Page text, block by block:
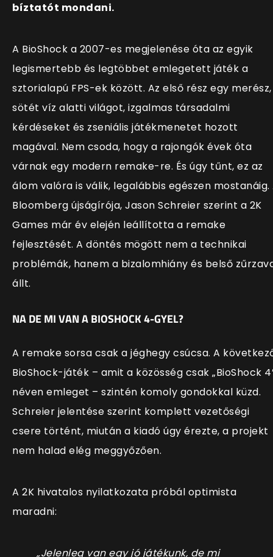
bíztatót mondani.
A BioShock a 2007-es megjelenése óta az egyik
legismertebb és legtöbbet emlegetett játék a
sztorialapú FPS-ek között. Az első rész egy merész,
sötét víz alatti világot, izgalmas társadalmi
kérdéseket és zseniális játékmenetet hozott
magával. Nem csoda, hogy a rajongók évek óta
várnak egy modern remake-re. És úgy tűnt, ez az
álom valóra is válik, legalábbis egészen mostanáig.
Bloomberg újságírója, Jason Schreier szerint a 2K
Games már év elején leállította a remake
fejlesztését. A döntés mögött nem a technikai
problémák, hanem a bizalomhiány és belső
állt.
NA DE MI VAN A BIOSHOCK 4-GYEL?
A remake sorsa csak a jéghegy csúcsa. A
BioShock-játék – amit a közösség csak „BioShock
néven emleget – szintén komoly gondokkal küzd.
Schreier jelentése szerint komplett vezetőségi
csere történt, miután a kiadó úgy érezte, a projekt
nem halad elég meggyőzően.
A 2K hivatalos nyilatkozata próbál optimista
maradni:
„Jelenleg van egy jó játékunk, de mi